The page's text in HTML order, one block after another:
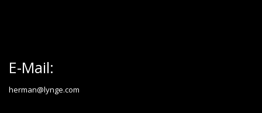
E-Mail:
herman@lynge.com